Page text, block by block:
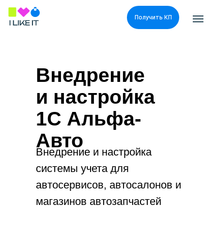
Получить КП
Внедрение
и настройка
1С Альфа-
Авто
Внедрение и настройка
системы учета для
автосервисов, автосалонов и
магазинов автозапчастей